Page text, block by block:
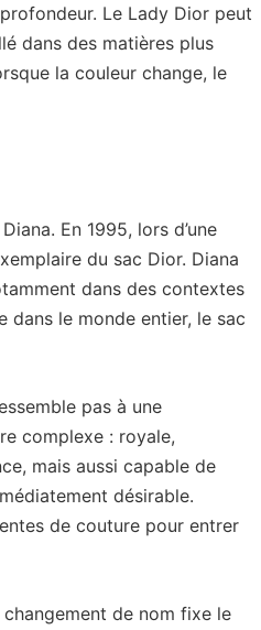
Le Lady Dior peut
dans des matières plus
la couleur change, le
En 1995, lors d’une
du sac Dior. Diana
dans des contextes
dans le monde entier, le sac
pas à une
complexe : royale,
mais aussi capable de
désirable.
de couture pour entrer
de nom fixe le